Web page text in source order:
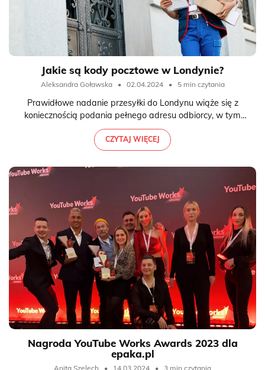
Jakie są kody pocztowe w Londynie?
Aleksandra Goławska • 02.04.2024 • 5 min czytania
Prawidłowe nadanie przesyłki do Londynu wiąże się z
koniecznością podania pełnego adresu odbiorcy, w tym
kodu pocztowego. Angielskie kody pocztowe różnią się
jednak od swoich polskich odpowiedników, a
nieprawidłowo podana informacja sprawi, że paczka nie
dotrze na miejsce. Jak sprawdzić kod pocztowy w
Londynie i o czym należy pamiętać, adresując przesyłkę?
Jak czytać brytyjskie kody pocztowe?
CZYTAJ WIĘCEJ
Nagroda YouTube Works Awards 2023 dla
epaka.pl
Anita Szelech • 14.03.2024 • 3 min czytania